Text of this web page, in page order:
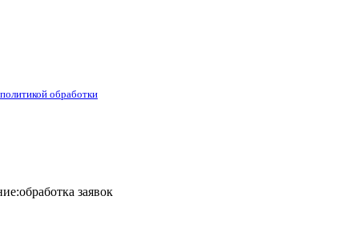
политикой обработки
обработка заявок